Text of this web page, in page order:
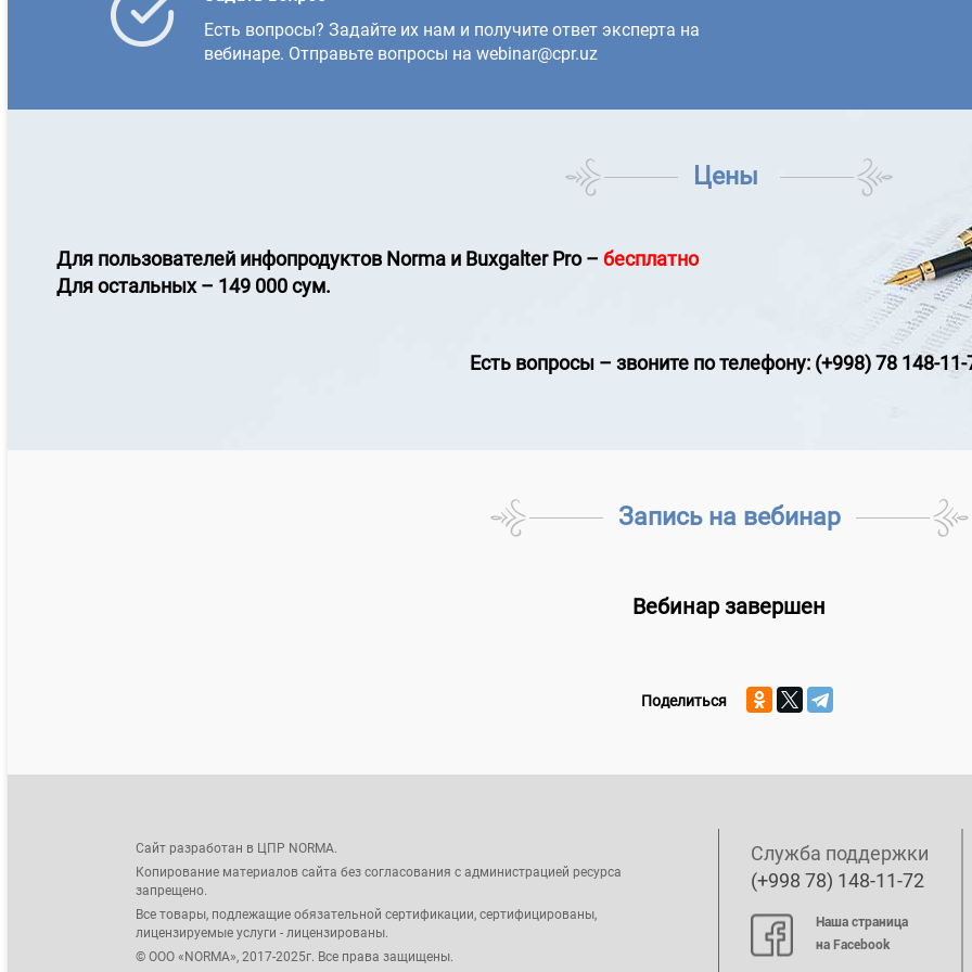
Есть вопросы? Задайте их нам и получите ответ эксперта на
вебинаре. Отправьте вопросы на webinar@cpr.uz
Цены
Для пользователей инфопродуктов Norma и Buxgalter Pro– бесплатно
Для остальных – 149 000 сум.
Есть вопросы – звоните по телефону: (+998) 78 148-11-
Запись на вебинар
Вебинар завершен
Поделиться
Сайт разработан в ЦПР NORMA.
Копирование материалов сайта без согласования с администрацией ресурса
запрещено.
Все товары, подлежащие обязательной сертификации, сертифицированы,
лицензируемые услуги - лицензированы.
© ООО «NORMA», 2017-2025г. Все права защищены.
Служба поддержки
(+998 78) 148-11-72
Наша страница
на Facebook